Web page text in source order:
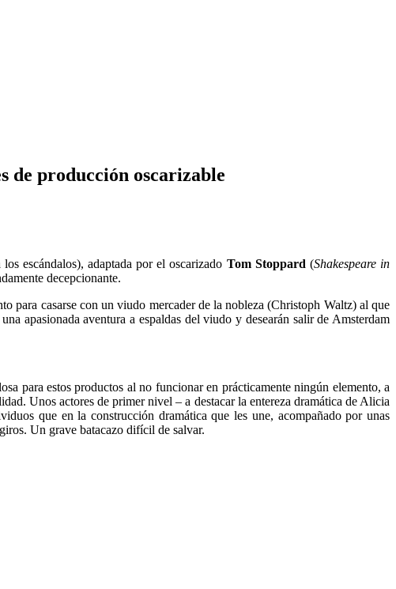
de producción oscarizable
escándalos), adaptada por el oscarizado Tom Stoppard (Shakespeare in
decepcionante.
casarse con un viudo mercader de la nobleza (Christoph Waltz) al que
apasionada aventura a espaldas del viudo y desearán salir de Amsterdam
para estos productos al no funcionar en prácticamente ningún elemento, a
Unos actores de primer nivel – a destacar la entereza dramática de Alicia
que en la construcción dramática que les une, acompañado por unas
Un grave batacazo difícil de salvar.